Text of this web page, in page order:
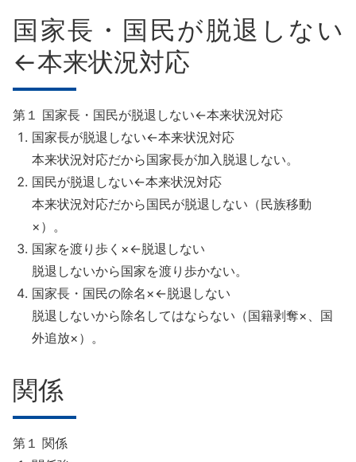
国家長・国民が脱退しない
←本来状況対応
第１ 国家長・国民が脱退しない←本来状況対応
国家長が脱退しない←本来状況対応
本来状況対応だから国家長が加入脱退しない。
国民が脱退しない←本来状況対応
本来状況対応だから国民が脱退しない（民族移動
×）。
国家を渡り歩く×←脱退しない
脱退しないから国家を渡り歩かない。
国家長・国民の除名×←脱退しない
脱退しないから除名してはならない（国籍剥奪×、国
外追放×）。
関係
第１ 関係